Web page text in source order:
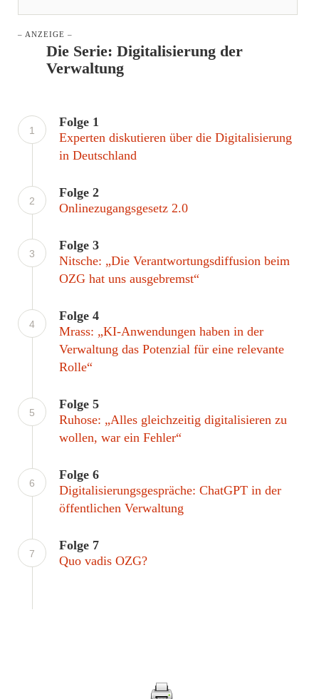
– ANZEIGE –
Die Serie: Digitalisierung der
Verwaltung
1
Folge 1
Experten diskutieren über die Digitalisierung
in Deutschland
2
Folge 2
Onlinezugangsgesetz 2.0
3
Folge 3
Nitsche: „Die Verantwortungsdiffusion beim
OZG hat uns ausgebremst“
4
Folge 4
Mrass: „KI-Anwendungen haben in der
Verwaltung das Potenzial für eine relevante
Rolle“
5
Folge 5
Ruhose: „Alles gleichzeitig digitalisieren zu
wollen, war ein Fehler“
6
Folge 6
Digitalisierungsgespräche: ChatGPT in der
öffentlichen Verwaltung
7
Folge 7
Quo vadis OZG?